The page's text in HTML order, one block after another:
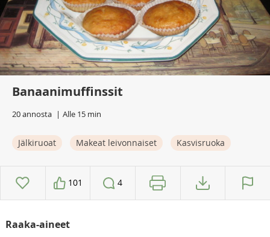
Banaanimuffinssit
20 annosta Alle 15 min
Jälkiruoat Makeat leivonnaiset Kasvisruoka
101 4
Raaka-aineet